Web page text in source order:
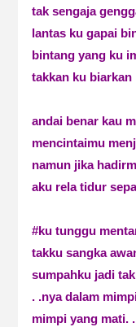
tak sengaja
lantas ku gapai
bintang yang ku
takkan ku
andai benar kau
mencintaimu
namun jika
aku rela tidur
#ku tunggu
takku sangka
sumpahku jadi
. .nya dalam
mimpi yang mati. .